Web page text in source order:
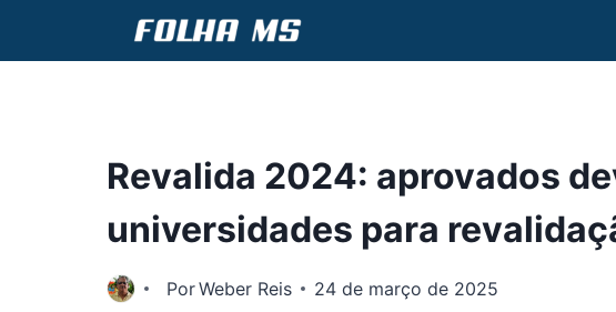
Revalida 2024: aprovados
universidades para
PorWeber Reis 24 de março de 2025